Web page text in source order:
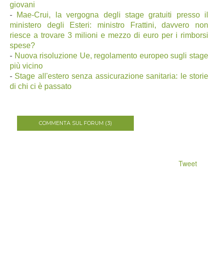
giovani
- Mae-Crui, la vergogna degli stage gratuiti presso il
ministero degli Esteri: ministro Frattini, davvero non
riesce a trovare 3 milioni e mezzo di euro per i rimborsi
spese?
- Nuova risoluzione Ue, regolamento europeo sugli stage
più vicino
- Stage all'estero senza assicurazione sanitaria: le storie
di chi ci è passato
COMMENTA SUL FORUM (3)
Tweet